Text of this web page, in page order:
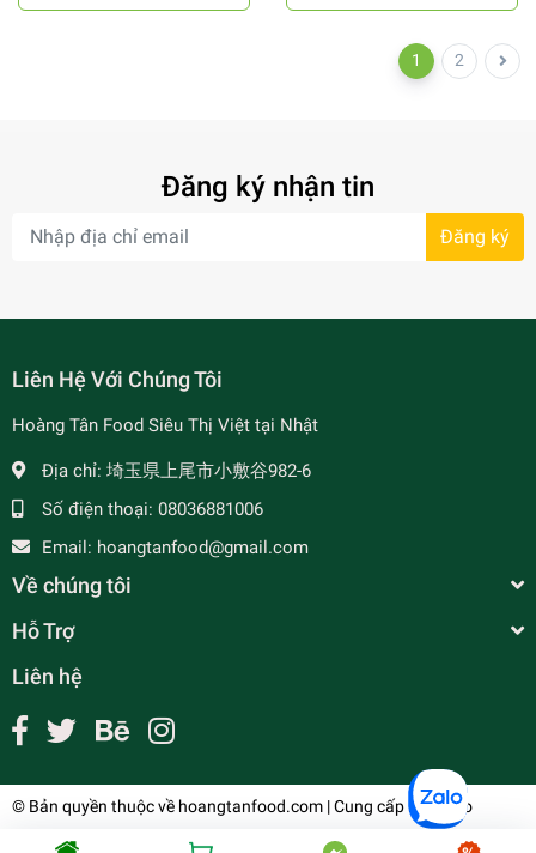
1 2
Đăng ký nhận tin
Đăng ký
Liên Hệ Với Chúng Tôi
Hoàng Tân Food Siêu Thị Việt tại Nhật
Địa chỉ: 埼玉県上尾市小敷谷982-6
Số điện thoại: 08036881006
Email: hoangtanfood@gmail.com
Về chúng tôi
Hỗ Trợ
Liên hệ
© Bản quyền thuộc về hoangtanfood.com | Cung cấp bởiSapo